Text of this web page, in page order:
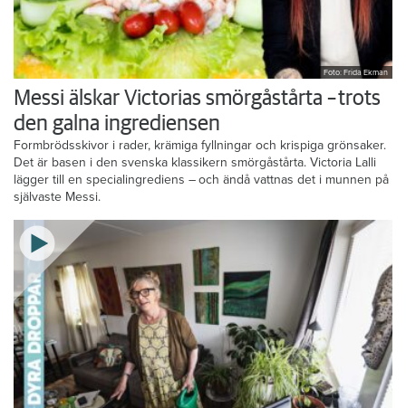
Foto: Frida Ekman
Messi älskar Victorias smörgåstårta – trots
den galna ingrediensen
Formbrödsskivor i rader, krämiga fyllningar och krispiga grönsaker.
Det är basen i den svenska klassikern smörgåstårta. Victoria Lalli
lägger till en specialingrediens – och ändå vattnas det i munnen på
självaste Messi.